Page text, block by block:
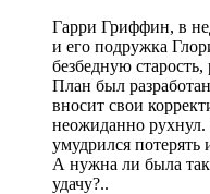
Гарри Гриффин, в
и его подружка
безбедную
План был
вносит свои
неожиданно рухнул.
умудрился
А нужна ли была
удачу?..